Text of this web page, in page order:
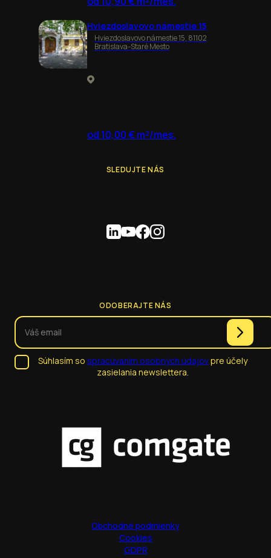
Hviezdoslavovo námestie 15
Hviezdoslavovo námestie 15, 81102
Bratislava-Staré Mesto
od 10,00 € m²/mes.
SLEDUJTE NÁS
ODOBERAJTE NÁS
Súhlasím so spracúvaním osobných údajovpre účely
zasielania newslettera.
Obchodné podmienky
Cookies
GDPR